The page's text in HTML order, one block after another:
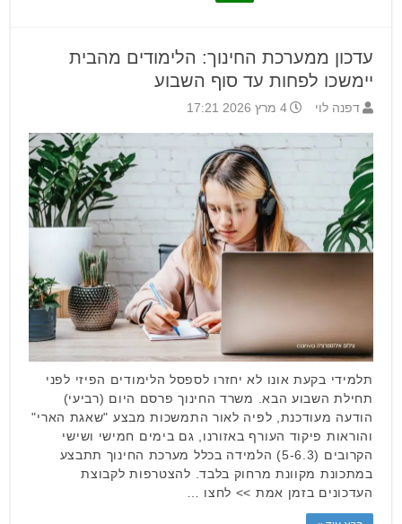
עדכון ממערכת החינוך: הלימודים מהבית
יימשכו לפחות עד סוף השבוע
דפנה לוי 4 מרץ 2026 17:21
תלמידי בקעת אונו לא יחזרו לספסל הלימודים הפיזי לפני
תחילת השבוע הבא. משרד החינוך פרסם היום (רביעי)
הודעה מעודכנת, לפיה לאור התמשכות מבצע "שאגת הארי"
והוראות פיקוד העורף באזורנו, גם בימים חמישי ושישי
הקרובים (5-6.3) הלמידה בכלל מערכת החינוך תתבצע
במתכונת מקוונת מרחוק בלבד. להצטרפות לקבוצת
העדכונים בזמן אמת >> לחצו …